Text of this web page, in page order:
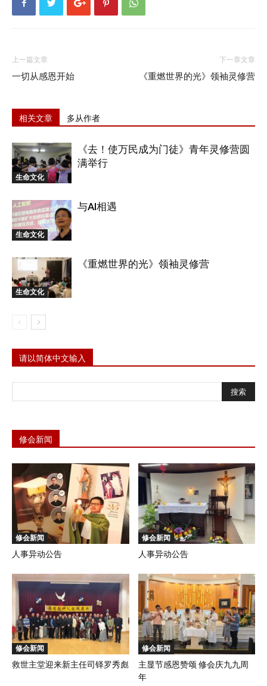
上一篇文章
一切从感恩开始
下一章文章
《重燃世界的光》领袖灵修营
相关文章 多从作者
生命文化
《去！使万民成为门徒》青年灵修营圆
满举行
生命文化
与AI相遇
生命文化
《重燃世界的光》领袖灵修营
请以简体中文输入
修会新闻
修会新闻
人事异动公告
修会新闻
人事异动公告
修会新闻
救世主堂迎来新主任司铎罗秀彪
修会新闻
主显节感恩赞颂 修会庆九九周
年